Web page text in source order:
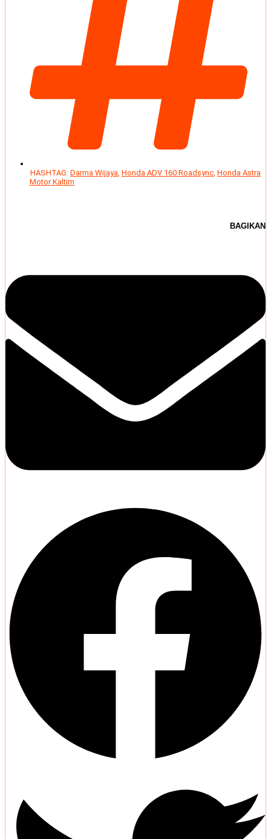
HASHTAG: Darma Wijaya, Honda ADV 160 Roadsync, Honda Astra
Motor Kaltim
BAGIKAN